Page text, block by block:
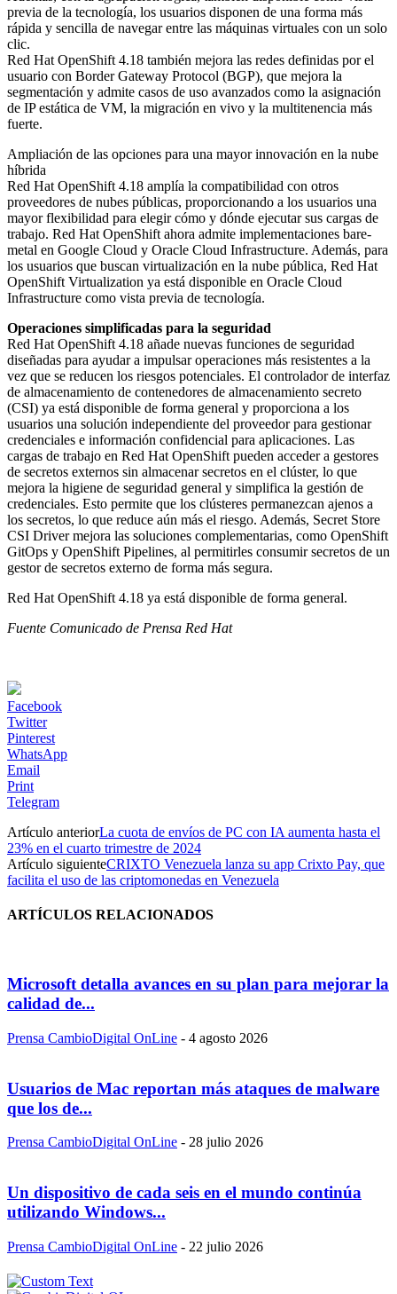
previa de la tecnología, los usuarios disponen de una forma más
rápida y sencilla de navegar entre las máquinas virtuales con un solo
clic.
Red Hat OpenShift 4.18 también mejora las redes definidas por el
usuario con Border Gateway Protocol (BGP), que mejora la
segmentación y admite casos de uso avanzados como la asignación
de IP estática de VM, la migración en vivo y la multitenencia más
fuerte.
Ampliación de las opciones para una mayor innovación en la nube
híbrida
Red Hat OpenShift 4.18 amplía la compatibilidad con otros
proveedores de nubes públicas, proporcionando a los usuarios una
mayor flexibilidad para elegir cómo y dónde ejecutar sus cargas de
trabajo. Red Hat OpenShift ahora admite implementaciones bare-
metal en Google Cloud y Oracle Cloud Infrastructure. Además, para
los usuarios que buscan virtualización en la nube pública, Red Hat
OpenShift Virtualization ya está disponible en Oracle Cloud
Infrastructure como vista previa de tecnología.
Operaciones simplificadas para la seguridad
Red Hat OpenShift 4.18 añade nuevas funciones de seguridad
diseñadas para ayudar a impulsar operaciones más resistentes a la
vez que se reducen los riesgos potenciales. El controlador de interfaz
de almacenamiento de contenedores de almacenamiento secreto
(CSI) ya está disponible de forma general y proporciona a los
usuarios una solución independiente del proveedor para gestionar
credenciales e información confidencial para aplicaciones. Las
cargas de trabajo en Red Hat OpenShift pueden acceder a gestores
de secretos externos sin almacenar secretos en el clúster, lo que
mejora la higiene de seguridad general y simplifica la gestión de
credenciales. Esto permite que los clústeres permanezcan ajenos a
los secretos, lo que reduce aún más el riesgo. Además, Secret Store
CSI Driver mejora las soluciones complementarias, como OpenShift
GitOps y OpenShift Pipelines, al permitirles consumir secretos de un
gestor de secretos externo de forma más segura.
Red Hat OpenShift 4.18 ya está disponible de forma general.
Fuente Comunicado de Prensa Red Hat
Facebook
Twitter
Pinterest
WhatsApp
Email
Print
Telegram
Artículo anteriorLa cuota de envíos de PC con IA aumenta hasta el
23% en el cuarto trimestre de 2024
Artículo siguienteCRIXTO Venezuela lanza su app Crixto Pay, que
facilita el uso de las criptomonedas en Venezuela
ARTÍCULOS RELACIONADOS
Microsoft detalla avances en su plan para mejorar la
calidad de...
Prensa CambioDigital OnLine - 4 agosto 2026
Usuarios de Mac reportan más ataques de malware
que los de...
Prensa CambioDigital OnLine - 28 julio 2026
Un dispositivo de cada seis en el mundo continúa
utilizando Windows...
Prensa CambioDigital OnLine - 22 julio 2026